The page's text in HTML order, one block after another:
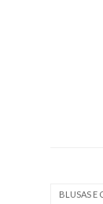
BLUSAS E